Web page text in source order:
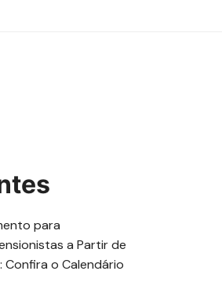
para
a Partir de
o Calendário